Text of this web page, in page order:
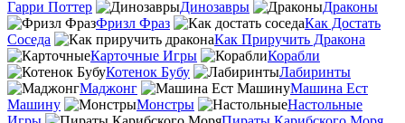
Гарри Поттер
Динозавры
Драконы
Фризл Фраз
Как Достать
Соседа
Как Приручить Дракона
Карточные Игры
Корабли
Котенок Бубу
Лабиринты
Маджонг
Машина Ест
Машину
Монстры
Настольные